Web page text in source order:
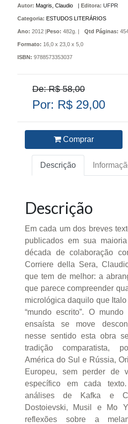
Autor: Magris, Claudio Editora: UFPR
Categoria: ESTUDOS LITERÁRIOS
Ano: 2012 | Peso: 482g. | Qtd Páginas:
Formato: 16,0 x 23,0 x 5,0
ISBN: 9788573353037
De: R$ 58,00
Por: R$ 29,00
Comprar
Descrição
Descrição
Em cada um dos breves
publicados em sua
década de colaboração
Corriere della Sera,
que tem de melhor: a
que parece compreender
micrológica daquilo que
“mundo escrito”. O
ensaísta se move
nesse sentido esta obra
tradição comparatista,
América do Sul e Rússia,
Europeu, sem perder de
específico em cada
análises de Kafka e
Dostoievski, Musil e Mo
reflexões sobre a